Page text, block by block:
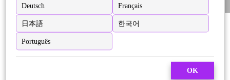
Deutsch Français
日本語 한국어
Português
OK